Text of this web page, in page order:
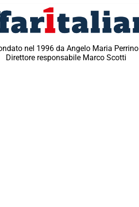
nel 1996 da Angelo Maria Perrino
Direttore responsabile Marco Scotti